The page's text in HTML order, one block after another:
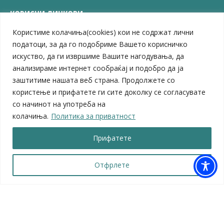
Користиме колачиња(cookies) кои не содржат лични
податоци, за да го подобриме Вашето корисничко
искуство, да ги извршиме Вашите нагодувања, да
анализираме интернет сообраќај и подобро да ја
заштитиме нашата веб страна. Продолжете со
користење и прифатете ги сите доколку се согласувате
со начинот на употреба на
колачиња. Политика за приватност
Отфрлете
Прифатете
КОРИСНИ ЛИНКОВИ
ЗЕЛС – Заедница на единиците на локална самоуправа
Центар за развој на Вардарски плански регион
Јавно комунално претпријатие „Дервен“
ЈПССО „Парк – спорт и паркинзи“
ЛБ „Гоце Делчев“
ЛУ „Народен Музеј“
Влада на Република Северна Македонија
Собрание на Република Северна Македонија
Министерство за финансии
Министерство за локална самоуправа
Министерство за дигитална трансформација
Министерство за јавна администрација
Министерство за образование и наука